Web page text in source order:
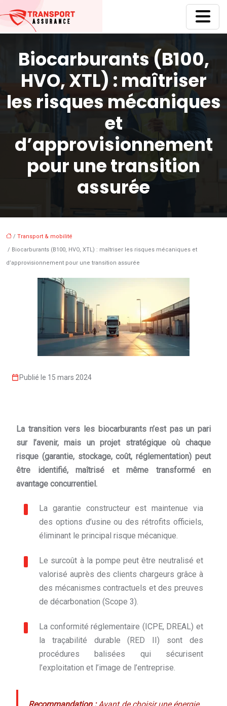
Biocarburants (B100,
HVO, XTL) : maîtriser
les risques mécaniques
et
d’approvisionnement
pour une transition
assurée
/ Transport & mobilité
/ Biocarburants (B100, HVO, XTL) : maîtriser les risques mécaniques et
d’approvisionnement pour une transition assurée
Publié le 15 mars 2024
La transition vers les biocarburants n’est pas un pari
sur l’avenir, mais un projet stratégique où chaque
risque (garantie, stockage, coût, réglementation) peut
être identifié, maîtrisé et même transformé en
avantage concurrentiel.
La garantie constructeur est maintenue via
des options d’usine ou des rétrofits officiels,
éliminant le principal risque mécanique.
Le surcoût à la pompe peut être neutralisé et
valorisé auprès des clients chargeurs grâce à
des mécanismes contractuels et des preuves
de décarbonation (Scope 3).
La conformité réglementaire (ICPE, DREAL) et
la traçabilité durable (RED II) sont des
procédures balisées qui sécurisent
l’exploitation et l’image de l’entreprise.